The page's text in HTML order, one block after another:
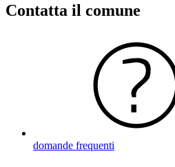
Contatta il comune
domande frequenti